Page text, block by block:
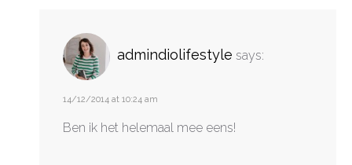
admindiolifestyle says:
14/12/2014 at 10:24 am
Ben ik het helemaal mee eens!